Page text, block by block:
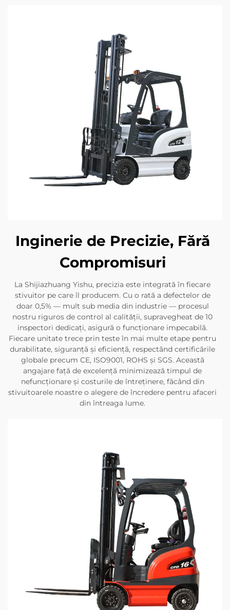
Inginerie de Precizie, Fără
Compromisuri
La Shijiazhuang Yishu, precizia este integrată în fiecare
stivuitor pe care îl producem. Cu o rată a defectelor de
doar 0,5% — mult sub media din industrie — procesul
nostru riguros de control al calității, supravegheat de 10
inspectori dedicați, asigură o funcționare impecabilă.
Fiecare unitate trece prin teste în mai multe etape pentru
durabilitate, siguranță și eficiență, respectând certificările
globale precum CE, ISO9001, ROHS și SGS. Această
angajare față de excelență minimizează timpul de
nefuncționare și costurile de întreținere, făcând din
stivuitoarele noastre o alegere de încredere pentru afaceri
din întreaga lume.